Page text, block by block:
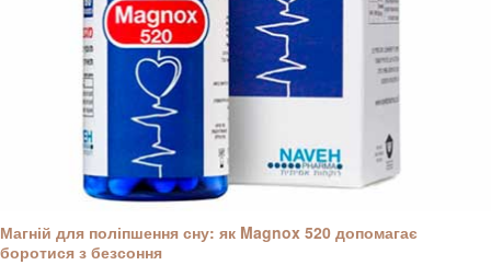
Магній для поліпшення сну: як Magnox 520 допомагає
боротися з безсоння